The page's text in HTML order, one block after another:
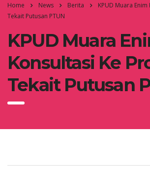
Home News Berita
KPUD Muara
Tekait Putusan PTUN
KPUD Muara
Konsultasi Ke
Tekait Putusan